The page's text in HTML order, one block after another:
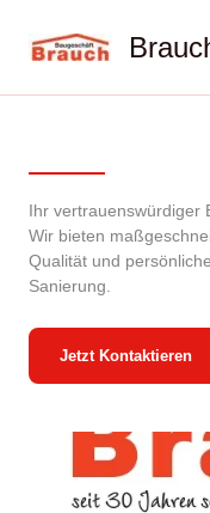
Inhalt
springen
Ihr vertrauenswürdiger
Wir bieten
Qualität und
Sanierung.
Jetzt Kontaktieren